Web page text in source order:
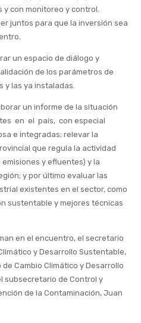
con monitoreo y control.
juntos para que la inversión sea
un espacio de diálogo y
de los parámetros de
y las ya instaladas.
un informe de la situación
en el país, con especial
e integradas; relevar la
que regula la actividad
y efluentes) y la
y por último evaluar las
existentes en el sector, como
sustentable y mejores técnicas
en el encuentro, el secretario
y Desarrollo Sustentable,
Cambio Climático y Desarrollo
subsecretario de Control y
de la Contaminación, Juan